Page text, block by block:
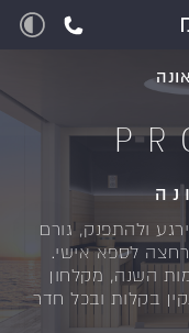
ולהתפנק, גורם
לספא אישי.
השנה, מקלחון
בקלות ובכל חדר